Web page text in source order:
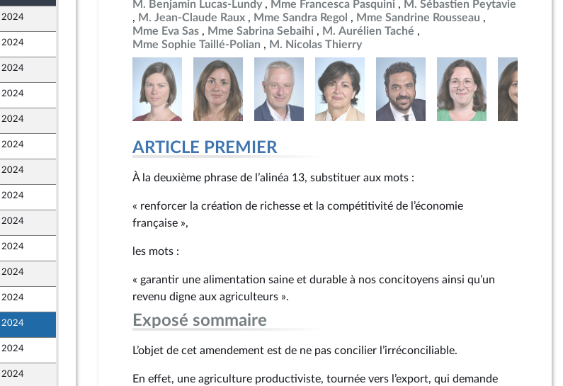
2024
2024
et sociale
2024
2024
2024
2024
2024
et sociale
2024
et sociale
2024
2024
2024
2024
2024
2024
et sociale
2024
M. Benjamin Lucas-Lundy
Mme Francesca Pasquini
M. Sébastien Peytavie
M. Jean-Claude Raux
Mme Sandra Regol
Mme Sandrine Rousseau
Mme Eva Sas
Mme Sabrina Sebaihi
M. Aurélien Taché
Mme Sophie Taillé-Polian
M. Nicolas Thierry
ARTICLE PREMIER
À la deuxième phrase de l’alinéa 13, substituer aux mots :
« renforcer la création de richesse et la compétitivité de l’économie
française »,
les mots :
« garantir une alimentation saine et durable à nos concitoyens ainsi qu’un
revenu digne aux agriculteurs ».
Exposé sommaire
L’objet de cet amendement est de ne pas concilier l’irréconciliable.
En effet, une agriculture productiviste, tournée vers l’export, qui demande